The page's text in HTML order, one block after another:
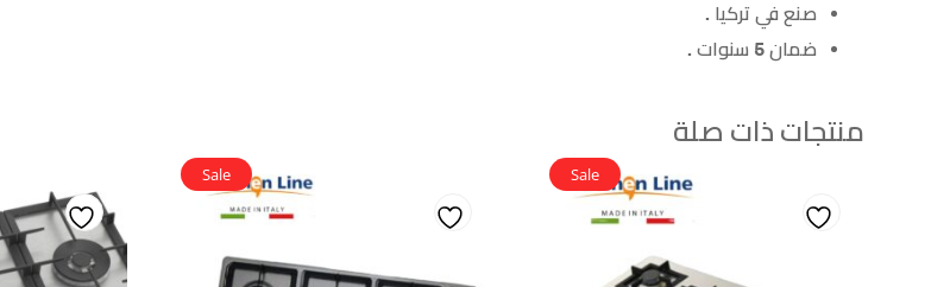
صنع في تركيا .
ضمان 5 سنوات .
منتجات ذات صلة
Sale
Sale
Add